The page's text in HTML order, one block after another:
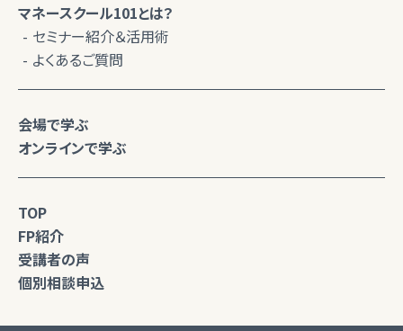
マネースクール101とは？
セミナー紹介＆活用術
よくあるご質問
会場で学ぶ
オンラインで学ぶ
TOP
FP紹介
受講者の声
個別相談申込